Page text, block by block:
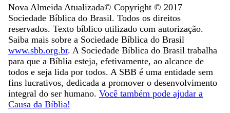
Nova Almeida Atualizada© Copyright © 2017
Sociedade Bíblica do Brasil. Todos os direitos
reservados. Texto bíblico utilizado com autorização.
Saiba mais sobre a Sociedade Bíblica do Brasil
www.sbb.org.br. A Sociedade Bíblica do Brasil trabalha
para que a Bíblia esteja, efetivamente, ao alcance de
todos e seja lida por todos. A SBB é uma entidade sem
fins lucrativos, dedicada a promover o desenvolvimento
integral do ser humano. Você também pode ajudar a
Causa da Bíblia!